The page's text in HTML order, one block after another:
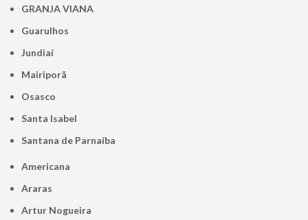
GRANJA VIANA
Guarulhos
Jundiaí
Mairiporã
Osasco
Santa Isabel
Santana de Parnaíba
Americana
Araras
Artur Nogueira